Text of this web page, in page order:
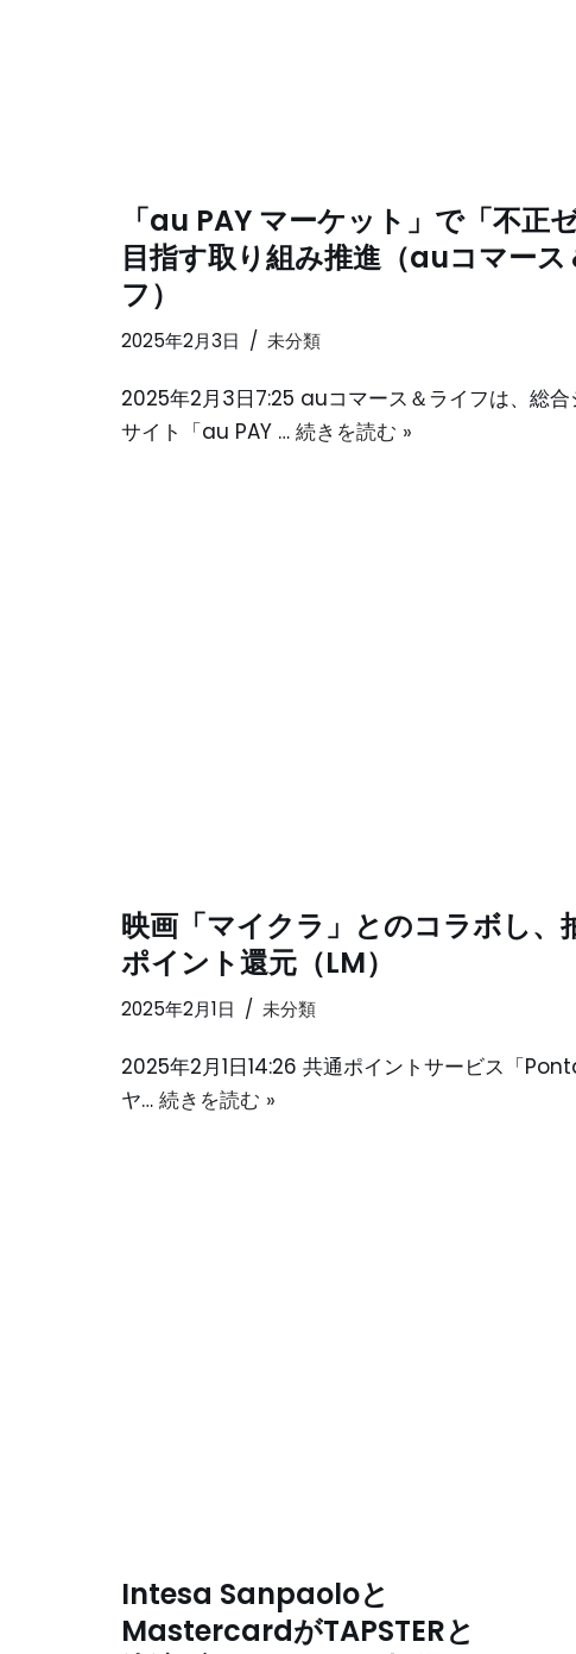
「au PAY マーケット」で「不正
目指す取り組み推進（auコマース
フ）
2025年2月3日 未分類
2025年2月3日7:25 auコマース＆ライフは、総合
サイト「au PAY … 続きを読む »
映画「マイクラ」とのコラボし
ポイント還元（LM）
2025年2月1日 未分類
2025年2月1日14:26 共通ポイントサービス「
ヤ… 続きを読む »
Intesa Sanpaoloと
MastercardがTAPSTERと